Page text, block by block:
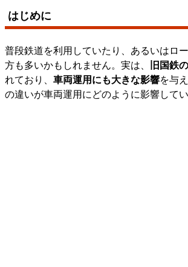
はじめに
普段鉄道を利用していたり、あるいはロ
方も多いかもしれません。実は、
旧国鉄
れており、 車両運用にも大きな影響を与
の違いが車両運用にどのように影響して